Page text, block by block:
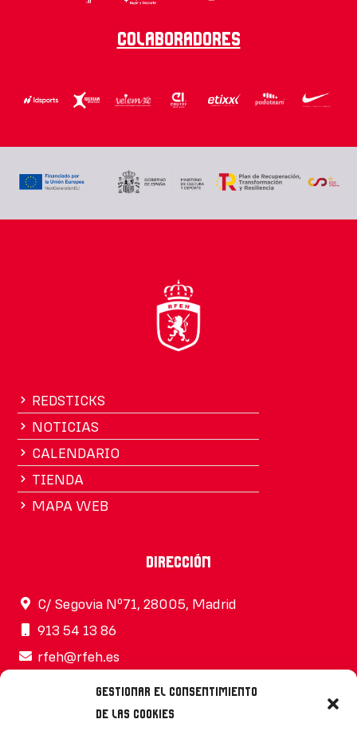
Gestionar el consentimiento
de las cookies
Colaboradores
REDSTICKS
NOTICIAS
CALENDARIO
TIENDA
MAPA WEB
Dirección
C/ Segovia Nº71, 28005, Madrid
913 54 13 86
rfeh@rfeh.es